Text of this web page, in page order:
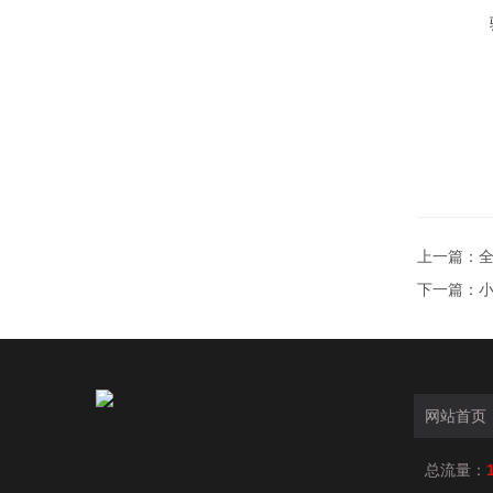
上一篇：
下一篇：
网站首页
总流量：